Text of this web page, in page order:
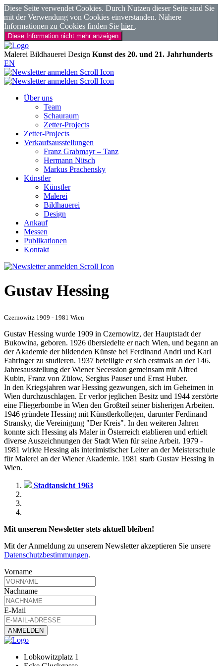
Diese Seite verwendet Cookies. Durch Nutzen dieser Seite sind Sie
mit der Verwendung von Cookies einverstanden. Nähere
Informationen zu Cookies finden Sie hier .
Diese Information nicht mehr anzeigen
Malerei Bildhauerei Design Kunst des 20. und 21. Jahrhunderts
EN
Über uns
Team
Schauraum
Zetter-Projects
Zetter-Projects
Verkaufsausstellungen
Franz Grabmayr – Tanz
Hermann Nitsch
Markus Prachensky
Künstler
Künstler
Malerei
Bildhauerei
Design
Ankauf
Messen
Publikationen
Kontakt
Gustav Hessing
Czernowitz 1909 - 1981 Wien
Gustav Hessing wurde 1909 in Czernowitz, der Hauptstadt der
Bukowina, geboren. 1926 übersiedelte er nach Wien, und begann an
der Akademie der bildenden Künste bei Ferdinand Andri und Karl
Fahringer zu studieren. 1937 beteiligte er sich erstmals an der 146.
Jahresausstellung der Wiener Secession gemeinsam mit Alfred
Kubin, Franz von Zülow, Sergius Pauser und Ernst Huber.
In den Kriegsjahren war Hessing gezwungen, sich im Geheimen in
Wien durchzuschlagen. Er verlor jeglichen Besitz und 1944 zerstörte
eine Fliegerbombe in Wien den Großteil seiner bisherigen Arbeiten.
1946 gründete Hessing mit Künstlerkollegen, darunter Ferdinand
Stransky, die Vereinigung "Der Kreis". In den weiteren Jahren
konnte sich Hessing als Maler in Österreich etablieren und erhielt
diverse Auszeichnungen der Stadt Wien für seine Arbeit. 1979 -
1981 wirkte Hessing als interimistischer Leiter an der Meisterschule
für Malerei an der Wiener Akademie. 1981 starb Gustav Hessing in
Wien.
Stadtansicht 1963
Mit unserem Newsletter stets aktuell bleiben!
Mit der Anmeldung zu unserem Newsletter akzeptieren Sie unsere
Datenschutzbestimmungen.
Vorname
Nachname
E-Mail
Lobkowitzplatz 1